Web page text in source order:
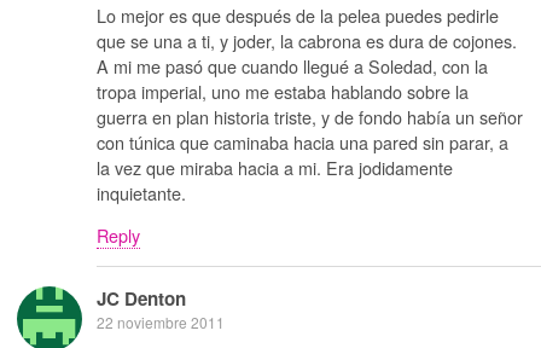
Lo mejor es que después de la pelea puedes pedirle
que se una a ti, y joder, la cabrona es dura de cojones.
A mi me pasó que cuando llegué a Soledad, con la
tropa imperial, uno me estaba hablando sobre la
guerra en plan historia triste, y de fondo había un señor
con túnica que caminaba hacia una pared sin parar, a
la vez que miraba hacia a mi. Era jodidamente
inquietante.
Reply
JC Denton
22 noviembre 2011